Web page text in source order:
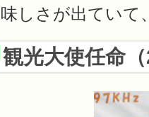
味しさが出ていて
観光大使任命（